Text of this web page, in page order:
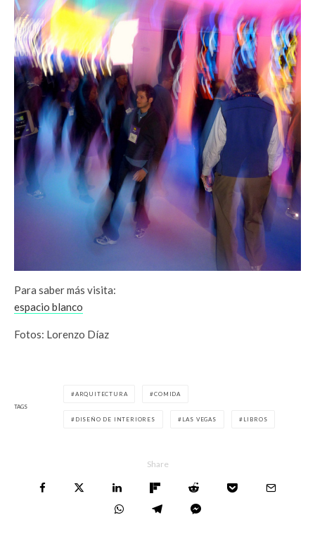
Para saber más visita:
espacio blanco
Fotos: Lorenzo Díaz
TAGS
ARQUITECTURA COMIDA
DISEÑO DE INTERIORES LAS VEGAS LIBROS
Share